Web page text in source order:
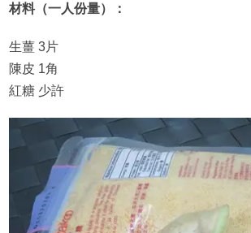
材料（一人份量）：
生薑 3片
陳皮 1角
紅糖 少許